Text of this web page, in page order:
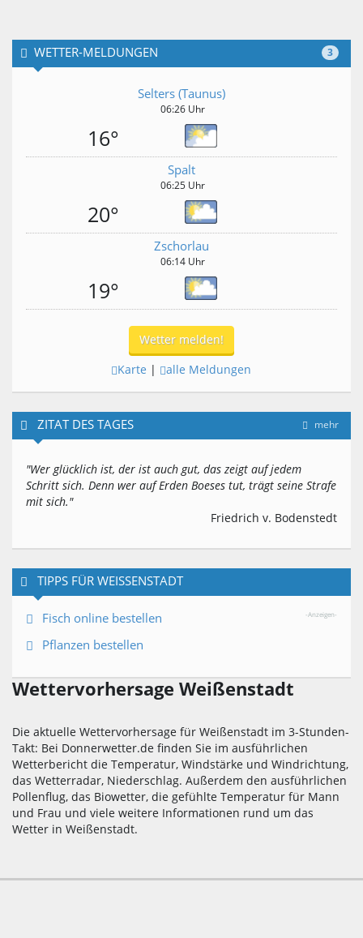
3
WETTER-MELDUNGEN
Selters (Taunus)
06:26 Uhr
16°
Spalt
06:25 Uhr
20°
Zschorlau
06:14 Uhr
19°
Wetter melden!
Karte | alle Meldungen
mehr
ZITAT DES TAGES
"Wer glücklich ist, der ist auch gut, das zeigt auf jedem
Schritt sich. Denn wer auf Erden Boeses tut, trägt seine Strafe
mit sich."
Friedrich v. Bodenstedt
TIPPS FÜR WEISSENSTADT
-Anzeigen-
Fisch online bestellen
Pflanzen bestellen
Wettervorhersage Weißenstadt
Die aktuelle Wettervorhersage für Weißenstadt im 3-Stunden-
Takt: Bei Donnerwetter.de finden Sie im ausführlichen
Wetterbericht die Temperatur, Windstärke und Windrichtung,
das Wetterradar, Niederschlag. Außerdem den ausführlichen
Pollenflug, das Biowetter, die gefühlte Temperatur für Mann
und Frau und viele weitere Informationen rund um das
Wetter in Weißenstadt.